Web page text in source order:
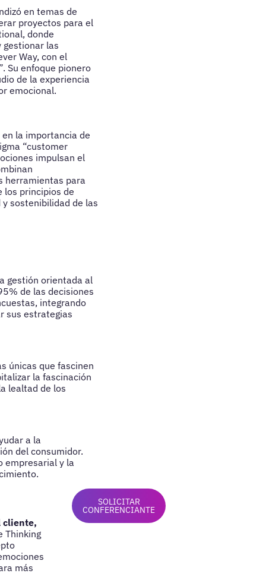
en temas de
proyectos para el
donde
gestionar las
Way, con el
Su enfoque pionero
de la experiencia
emocional.
la importancia de
“customer
impulsan el
herramientas para
los principios de
sostenibilidad de las
gestión orientada al
de las decisiones
integrando
sus estrategias
únicas que fascinen
la fascinación
lealtad de los
a la
del consumidor.
empresarial y la
cliente,
Thinking
más
SOLICITAR
CONFERENCIANTE